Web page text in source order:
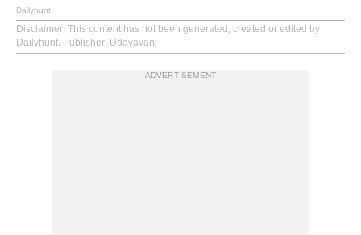
Dailyhunt
Disclaimer: This content has not been generated, created or edited by
Dailyhunt. Publisher: Udayavani
ADVERTISEMENT